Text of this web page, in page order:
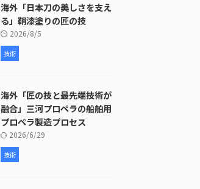
海外「日本刀の美しさを支え
る」鞘漆塗りの匠の技
2026/8/5
技術
海外「匠の技と最先端技術が
融合」三河プロペラの船舶用
プロペラ製造プロセス
2026/6/29
技術